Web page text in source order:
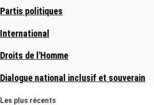
Partis politiques
International
Droits de l'Homme
Dialogue national inclusif et souverain
Les plus récents